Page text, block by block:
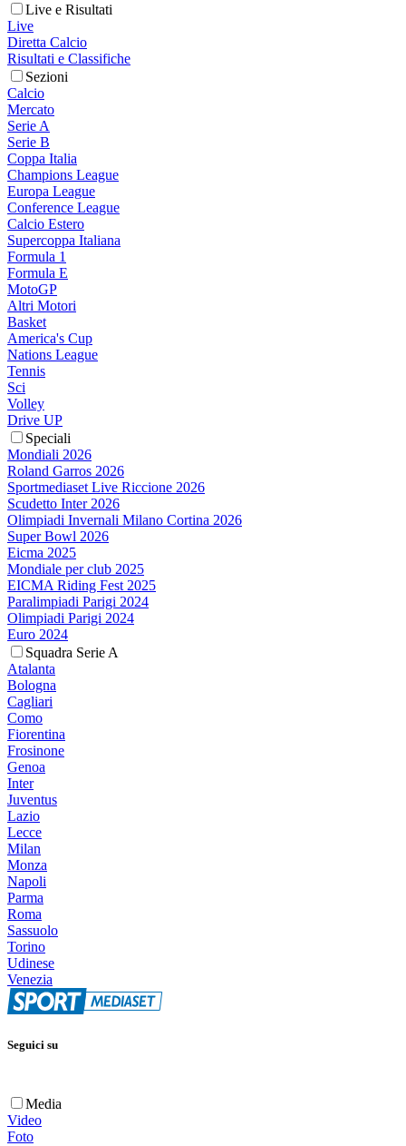
Live e Risultati
Live
Diretta Calcio
Risultati e Classifiche
Sezioni
Calcio
Mercato
Serie A
Serie B
Coppa Italia
Champions League
Europa League
Conference League
Calcio Estero
Supercoppa Italiana
Formula 1
Formula E
MotoGP
Altri Motori
Basket
America's Cup
Nations League
Tennis
Sci
Volley
Drive UP
Speciali
Mondiali 2026
Roland Garros 2026
Sportmediaset Live Riccione 2026
Scudetto Inter 2026
Olimpiadi Invernali Milano Cortina 2026
Super Bowl 2026
Eicma 2025
Mondiale per club 2025
EICMA Riding Fest 2025
Paralimpiadi Parigi 2024
Olimpiadi Parigi 2024
Euro 2024
Squadra Serie A
Atalanta
Bologna
Cagliari
Como
Fiorentina
Frosinone
Genoa
Inter
Juventus
Lazio
Lecce
Milan
Monza
Napoli
Parma
Roma
Sassuolo
Torino
Udinese
Venezia
Seguici su
Media
Video
Foto